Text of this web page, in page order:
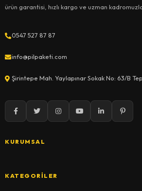
ürün garantisi, hızlı kargo ve uzman
0547 527 87 87
info@pilpaketi.com
Şirintepe Mah. Yaylapınar Sokak No: 63/B
KURUMSAL
KATEGORILER